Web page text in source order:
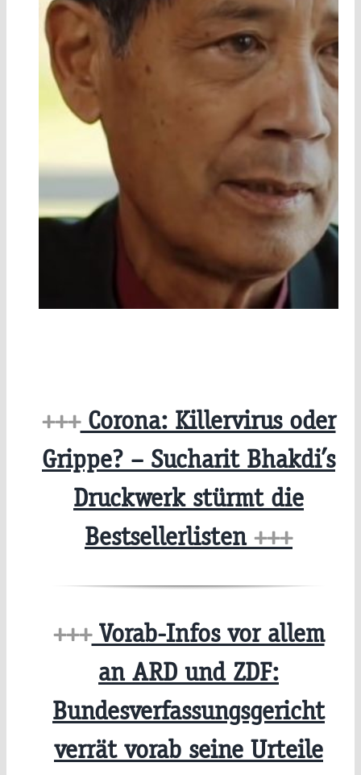
+++Corona: Killervirus oder
Grippe? – Sucharit Bhakdi’s
Druckwerk stürmt die
Bestsellerlisten +++
+++Vorab-Infos vor allem
an ARD und ZDF:
Bundesverfassungsgericht
verrät vorab seine Urteile